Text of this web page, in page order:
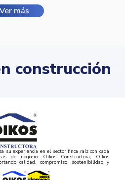
Ver más
construcción
su experiencia en el sector finca raíz con cada
de negocio: Oikos Constructora, Oikos
calidad, compromiso, sostenibilidad y